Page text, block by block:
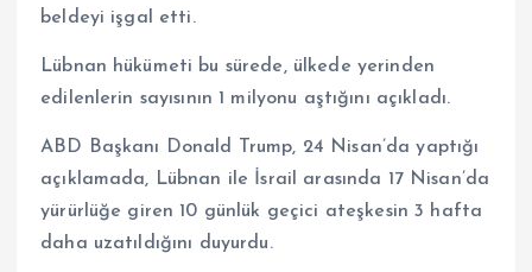
beldeyi işgal etti.
Lübnan hükümeti bu sürede, ülkede yerinden
edilenlerin sayısının 1 milyonu aştığını açıkladı.
ABD Başkanı Donald Trump, 24 Nisan’da yaptığı
açıklamada, Lübnan ile İsrail arasında 17 Nisan’da
yürürlüğe giren 10 günlük geçici ateşkesin 3 hafta
daha uzatıldığını duyurdu.